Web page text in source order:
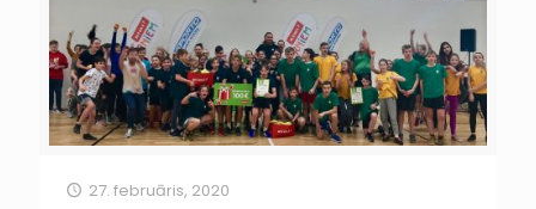
27. februāris, 2020